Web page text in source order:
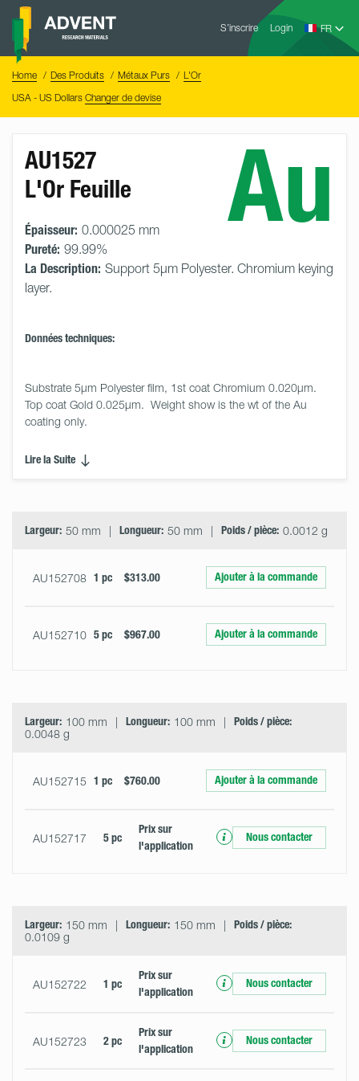
Skip
content
S’inscrire Login
Advent
Home Des Produits Métaux Purs
L'Or
USA - US Dollars Changer de devise
Au
AU1527
L'Or Feuille
Épaisseur: 0.000025 mm
Pureté: 99.99%
La Description: Support 5µm Polyester. Chromium keying
layer.
Données techniques:
Substrate 5µm Polyester film, 1st coat Chromium 0.020µm.
Top coat Gold 0.025µm.  Weight show is the wt of the Au
coating only.
Lire la Suite
Largeur: 50 mm Longueur: 50 mm Poids / pièce: 0.0012 g
AU152708 1 pc $313.00 Ajouter à la commande
AU152710 5 pc $967.00 Ajouter à la commande
Largeur: 100 mm Longueur: 100 mm
Poids / pièce:
0.0048 g
AU152715 1 pc $760.00 Ajouter à la commande
AU152717 5 pc
Prix ​​sur
l'application
Nous contacter
Largeur: 150 mm Longueur: 150 mm
Poids / pièce:
0.0109 g
AU152722 1 pc
Prix ​​sur
l'application
Nous contacter
AU152723 2 pc
Prix ​​sur
l'application
Nous contacter